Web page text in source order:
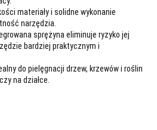
materiały i solidne wykonanie
narzędzia.
sprężyna eliminuje ryzyko jej
bardziej praktycznym i
do pielęgnacji drzew, krzewów i roślin
na działce.